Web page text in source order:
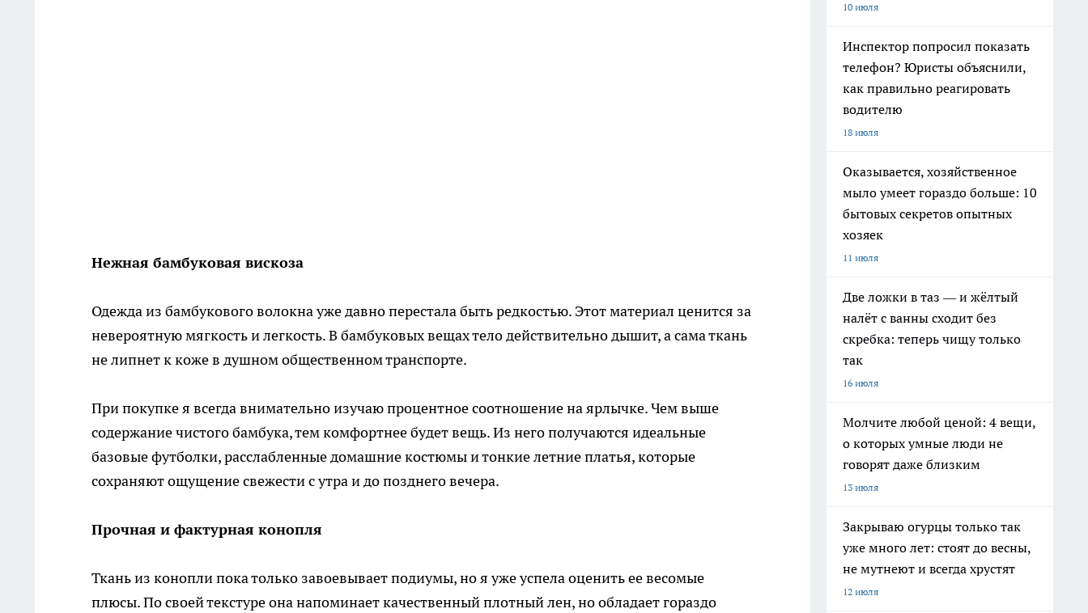
Нежная бамбуковая вискоза
Одежда из бамбукового волокна уже давно перестала быть редкостью. Этот материал ценится за
невероятную мягкость и легкость. В бамбуковых вещах тело действительно дышит, а сама ткань
не липнет к коже в душном общественном транспорте.
При покупке я всегда внимательно изучаю процентное соотношение на ярлычке. Чем выше
содержание чистого бамбука, тем комфортнее будет вещь. Из него получаются идеальные
базовые футболки, расслабленные домашние костюмы и тонкие летние платья, которые
сохраняют ощущение свежести с утра и до позднего вечера.
Прочная и фактурная конопля
Ткань из конопли пока только завоевывает подиумы, но я уже успела оценить ее весомые
плюсы. По своей текстуре она напоминает качественный плотный лен, но обладает гораздо
10 июля
Инспектор попросил показать
телефон? Юристы объяснили,
как правильно реагировать
водителю
18 июля
Оказывается, хозяйственное
мыло умеет гораздо больше: 10
бытовых секретов опытных
хозяек
11 июля
Две ложки в таз — и жёлтый
налёт с ванны сходит без
скребка: теперь чищу только
так
16 июля
Молчите любой ценой: 4 вещи,
о которых умные люди не
говорят даже близким
13 июля
Закрываю огурцы только так
уже много лет: стоят до весны,
не мутнеют и всегда хрустят
12 июля